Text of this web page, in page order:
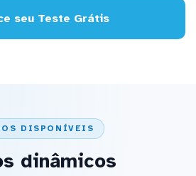
seu Teste Grátis
DISPONÍVEIS
dinâmicos